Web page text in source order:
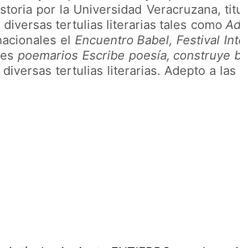
por la Universidad Veracruzana,
tertulias literarias tales como
el Encuentro Babel, Festival
poemarios Escribe poesía, construye
tertulias literarias. Adepto a